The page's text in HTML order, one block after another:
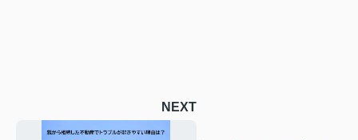
NEXT